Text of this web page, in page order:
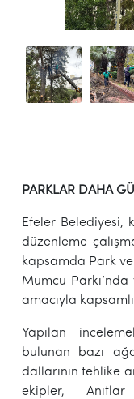
PARKLAR DAHA
Efeler Belediyesi,
düzenleme
kapsamda Park
Mumcu
amacıyla
Yapılan
bulunan bazı
dallarının tehlike
ekipler,